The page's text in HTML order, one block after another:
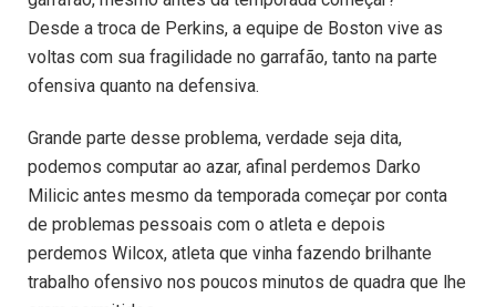
Desde a troca de Perkins, a equipe de Boston vive as
voltas com sua fragilidade no garrafão, tanto na parte
ofensiva quanto na defensiva.
Grande parte desse problema, verdade seja dita,
podemos computar ao azar, afinal perdemos Darko
Milicic antes mesmo da temporada começar por conta
de problemas pessoais com o atleta e depois
perdemos Wilcox, atleta que vinha fazendo brilhante
trabalho ofensivo nos poucos minutos de quadra que lhe